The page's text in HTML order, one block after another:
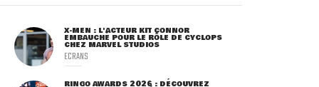
X-MEN : L'ACTEUR KIT CONNOR
EMBAUCHÉ POUR LE RÔLE DE CYCLOPS
CHEZ MARVEL STUDIOS
ECRANS
RINGO AWARDS 2026 : DÉCOUVREZ